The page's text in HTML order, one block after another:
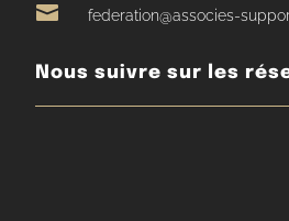
 federation@associes-
Nous suivre sur les